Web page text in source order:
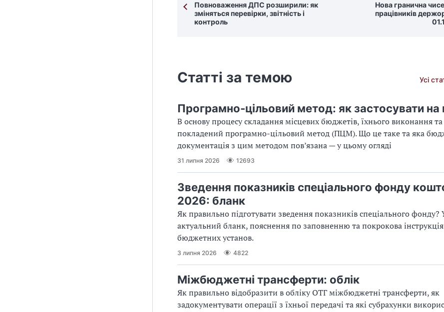
Повноваження ДПС розширили: як
зміняться перевірки, звітність і
контроль
Нова гранична
працівників
Статті за темою Усі
Програмно-цільовий метод: як застосувати на
В основу процесу складання місцевих бюджетів, їхнього виконання та
покладений програмно-цільовий метод (ПЦМ). Що це таке та яка
документація з цим методом пов’язана — у цьому огляді
31 липня 2026 12693
Зведення показників спеціального фонду
2026: бланк
Як правильно підготувати зведення показників спеціального фонду?
актуальний бланк, пояснення по заповненню та покрокова
бюджетних установ.
3 липня 2026 4822
Міжбюджетні трансферти: облік
Як правильно відобразити в обліку ОТГ міжбюджетні трансферти, як
задокументувати операції з їхньої передачі та які субрахунки